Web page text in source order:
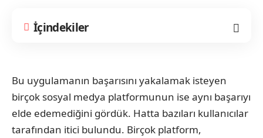
İçindekiler
Bu uygulamanın başarısını yakalamak isteyen
birçok sosyal medya platformunun ise aynı başarıyı
elde edemediğini gördük. Hatta bazıları kullanıcılar
tarafından itici bulundu. Birçok platform,